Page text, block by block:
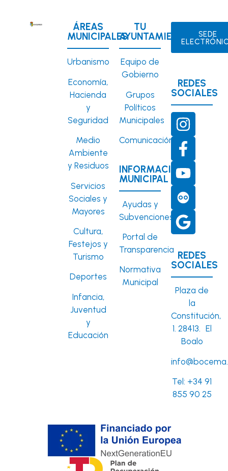
ÁREAS
MUNICIPALES
Urbanismo
Economía,
Hacienda
y
Seguridad
Medio
Ambiente
y Residuos
Servicios
Sociales y
Mayores
Cultura,
Festejos y
Turismo
Deportes
Infancia,
Juventud
y
Educación
TU
AYUNTAMIENTO
Equipo de
Gobierno
Grupos
Políticos
Municipales
Comunicación
INFORMACIÓN
MUNICIPAL
Ayudas y
Subvenciones
Portal de
Transparencia
Normativa
Municipal
SEDE
REDES
SOCIALES
REDES
SOCIALES
Plaza de
la
Constitución,
1. 28413. El
Boalo
Tel: +34 91
855 90 25